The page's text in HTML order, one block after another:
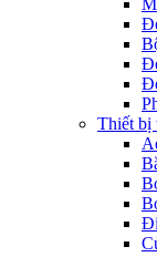
Thiết bị